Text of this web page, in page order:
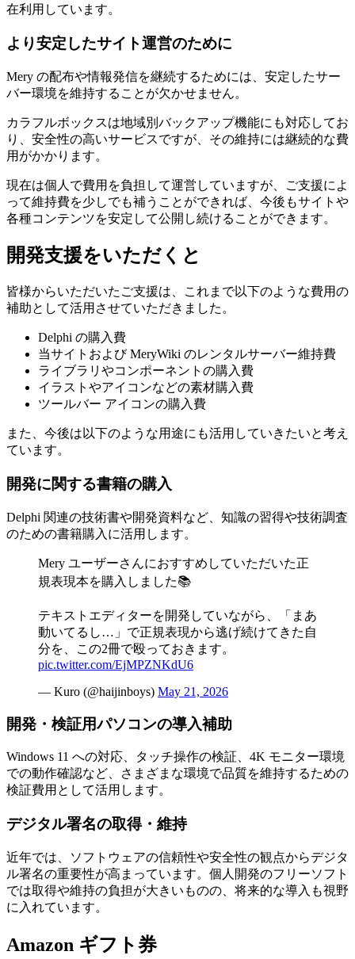
在利用しています。
より安定したサイト運営のために
Mery の配布や情報発信を継続するためには、安定したサー
バー環境を維持することが欠かせません。
カラフルボックスは地域別バックアップ機能にも対応してお
り、安全性の高いサービスですが、その維持には継続的な費
用がかかります。
現在は個人で費用を負担して運営していますが、ご支援によ
って維持費を少しでも補うことができれば、今後もサイトや
各種コンテンツを安定して公開し続けることができます。
開発支援をいただくと
皆様からいただいたご支援は、これまで以下のような費用の
補助として活用させていただきました。
Delphi の購入費
当サイトおよび MeryWiki のレンタルサーバー維持費
ライブラリやコンポーネントの購入費
イラストやアイコンなどの素材購入費
ツールバー アイコンの購入費
また、今後は以下のような用途にも活用していきたいと考え
ています。
開発に関する書籍の購入
Delphi 関連の技術書や開発資料など、知識の習得や技術調査
のための書籍購入に活用します。
Mery ユーザーさんにおすすめしていただいた正
規表現本を購入しました📚
テキストエディターを開発していながら、「まあ
動いてるし…」で正規表現から逃げ続けてきた自
分を、この2冊で殴っておきます。
pic.twitter.com/EjMPZNKdU6
— Kuro (@haijinboys) May 21, 2026
開発・検証用パソコンの導入補助
Windows 11 への対応、タッチ操作の検証、4K モニター環境
での動作確認など、さまざまな環境で品質を維持するための
検証費用として活用します。
デジタル署名の取得・維持
近年では、ソフトウェアの信頼性や安全性の観点からデジタ
ル署名の重要性が高まっています。個人開発のフリーソフト
では取得や維持の負担が大きいものの、将来的な導入も視野
に入れています。
Amazon ギフト券